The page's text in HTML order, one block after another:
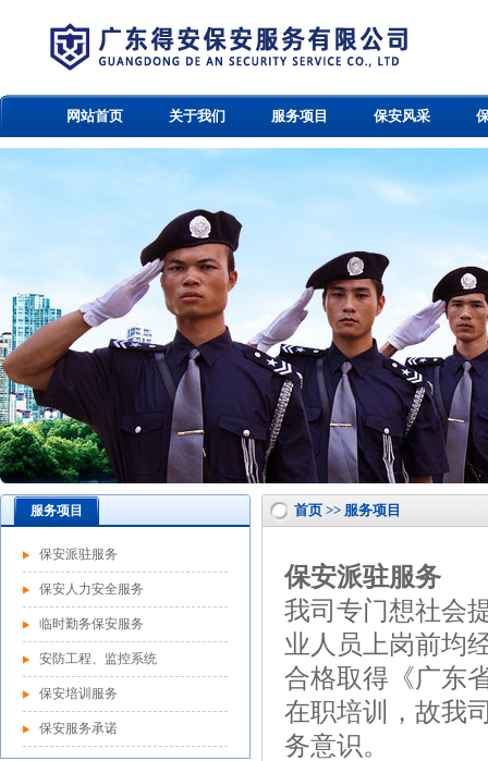
网站首页 关于我们 服务项目 保安风采
服务项目
保安派驻服务
保安人力安全服务
临时勤务保安服务
安防工程、监控系统
保安培训服务
保安服务承诺
首页 >> 服务项目
保安派驻服务
我司专门想社会
业人员上岗前均
合格取得《广东
在职培训，故我
务意识。